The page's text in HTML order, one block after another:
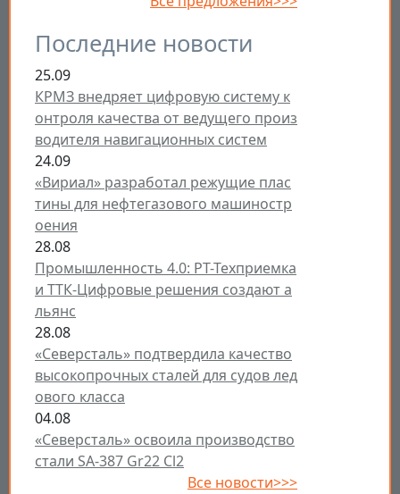
Последние новости
25.09
КРМЗ внедряет цифровую систему к
онтроля качества от ведущего произ
водителя навигационных систем
24.09
«Вириал» разработал режущие плас
тины для нефтегазового машиностр
оения
28.08
Промышленность 4.0: РТ-Техприемка
и ТТК-Цифровые решения создают а
льянс
28.08
«Северсталь» подтвердила качество
высокопрочных сталей для судов лед
ового класса
04.08
«Северсталь» освоила производство
стали SA-387 Gr22 Cl2
Все новости>>>